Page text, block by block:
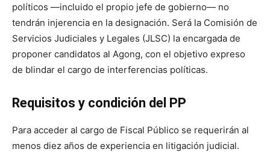
políticos —incluido el propio jefe de gobierno— no
tendrán injerencia en la designación. Será la Comisión de
Servicios Judiciales y Legales (JLSC) la encargada de
proponer candidatos al Agong, con el objetivo expreso
de blindar el cargo de interferencias políticas.
Requisitos y condición del PP
Para acceder al cargo de Fiscal Público se requerirán al
menos diez años de experiencia en litigación judicial.